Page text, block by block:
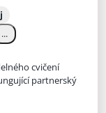
...
cvičení
partnerský